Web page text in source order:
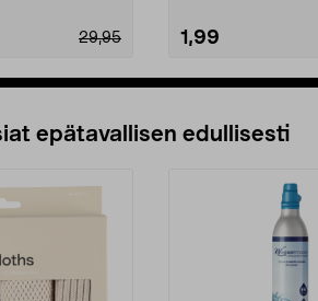
29,95 1,99
epätavallisen edullisesti